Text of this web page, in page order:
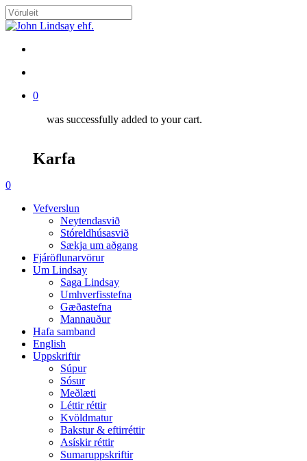
Skip
to
content
Close
0
was successfully added to your cart.
Karfa
Menu
search
account
0
Vefverslun
Neytendasvið
Stóreldhúsasvið
Sækja um aðgang
Fjáröflunarvörur
Um Lindsay
Saga Lindsay
Umhverfisstefna
Gæðastefna
Mannauður
Hafa samband
English
Uppskriftir
Súpur
Sósur
Meðlæti
Léttir réttir
Kvöldmatur
Bakstur & eftirréttir
Asískir réttir
Sumaruppskriftir